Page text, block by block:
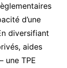
d’une
diversifiant
aides
une TPE